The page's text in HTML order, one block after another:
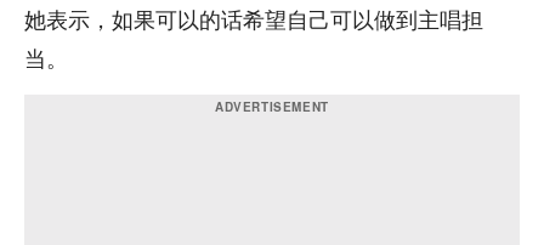
她表示，如果可以的话希望自己可以做到主唱担
当。